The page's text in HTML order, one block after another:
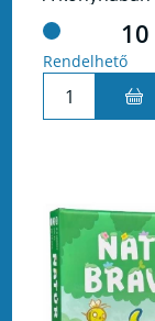
Rendelhető